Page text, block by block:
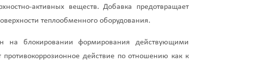
активных веществ. Добавка предотвращает
теплообменного оборудования.
на блокировании формирования действующими
действие по отношению как к